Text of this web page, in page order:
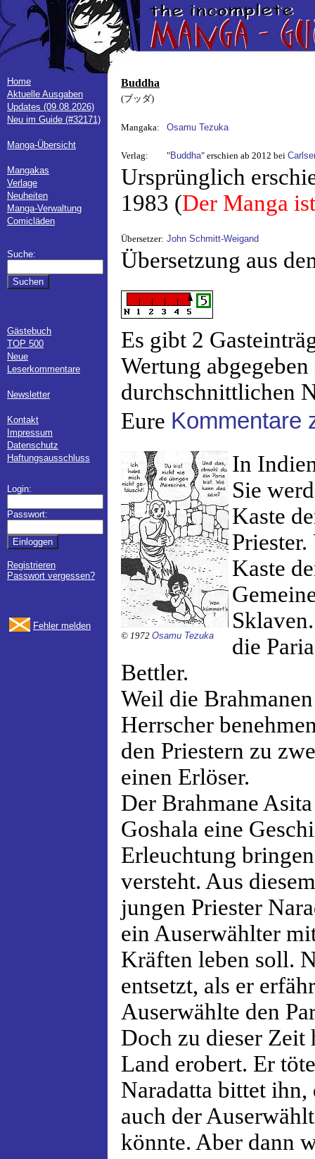
Home
Aktuelle Ausgaben
Updates (09.08.2026)
Neu im Guide (#32171)
Manga-Übersicht
Mangakas
Verlage
Neuheiten
Manga-Verwaltung
Comicläden
Suche:
Gästebuch
TOP 500
Neue
Leserkommentare
Newsletter
Kontakt
Impressum
Datenschutz
Haftungsausschluss
Login:
Passwort:
Registrieren
Passwort vergessen?
Fehler melden
Buddha
(ブッダ)
Mangaka: Osamu Tezuka
Verlag: "Buddha" erschien ab 2012 bei
Ursprünglich
1983 (Der Manga
Übersetzer: John Schmitt-Weigand
Übersetzung aus
Es gibt 2
Wertung
durchschnittlichen
Eure Kommentare
© 1972 Osamu Tezuka
In
Sie
Kaste
Kaste
die
Bettler.
Weil die
Herrscher
den Priestern zu
einen Erlöser.
Der Brahmane
Goshala eine
Erleuchtung
versteht. Aus
jungen Priester
ein Auserwählter
Kräften leben soll.
entsetzt, als er
Auserwählte den
Doch zu dieser Zeit
Land erobert. Er
Naradatta bittet
auch der
könnte. Aber dann